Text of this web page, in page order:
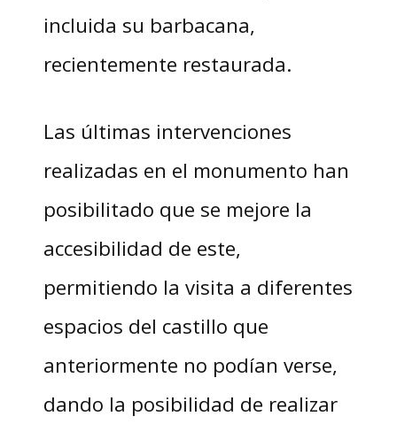
incluida su barbacana,
recientemente restaurada.
Las últimas intervenciones
realizadas en el monumento han
posibilitado que se mejore la
accesibilidad de este,
permitiendo la visita a diferentes
espacios del castillo que
anteriormente no podían verse,
dando la posibilidad de realizar